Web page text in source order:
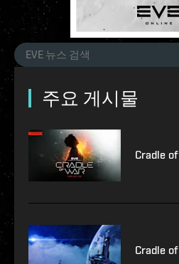
주요 게시물
Cradle
Cradle